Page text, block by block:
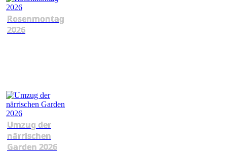
Rosenmontag
2026
Umzug der
närrischen
Garden 2026